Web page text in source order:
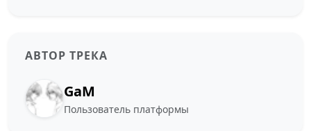
АВТОР ТРЕКА
GaM
Пользователь платформы